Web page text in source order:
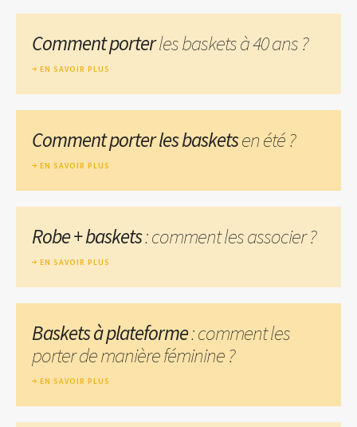
Comment porterles baskets à 40 ans ?
EN SAVOIR PLUS
Comment porter les basketsen été ?
EN SAVOIR PLUS
Robe + baskets: comment les associer ?
EN SAVOIR PLUS
Baskets à plateforme: comment les
porter de manière féminine ?
EN SAVOIR PLUS